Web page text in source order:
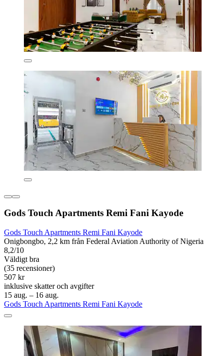
Gods Touch Apartments Remi Fani Kayode
Gods Touch Apartments Remi Fani Kayode
Onigbongbo, 2,2 km från Federal Aviation Authority of Nigeria
8,2/10
Väldigt bra
(35 recensioner)
507 kr
inklusive skatter och avgifter
15 aug. – 16 aug.
Gods Touch Apartments Remi Fani Kayode